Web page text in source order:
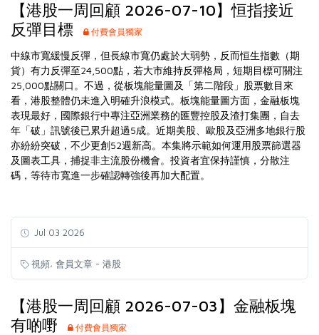
【港股一周回顧 2026-07-10】恒指接近
反彈目標
付費會員獨家
中線市寬緩慢反彈，但長線市寬仍處於大弱勢，反而恒生指數（期
貨）有力反彈至24,500點，若大市維持反彈格局，短期目標可關注
25,000點關口。不過，從板塊能量圖及「第二階段」股票數目來
看，港股整體仍未進入明確升浪模式。板塊能量圖方面，金融板塊
表現最好，國際銀行中專注亞洲業務的匯豐控股及渣打集團，自去
年「破」訊號後已累升超過5成。近期美股、歐股及亞洲多地銀行股
亦紛紛突破，不少更創52週新高。本集將示範如何運用股票篩選器
及圖表工具，捕捉非主流股份機會。投資者宜保持謹慎，分散注
碼，等待市寬進一步確認轉強後再加大配置。
Jul 03 2026
視頻, 會員文章 - 港股
【港股一周回顧 2026-07-03】金融板塊
有啲嘢
付費會員獨家